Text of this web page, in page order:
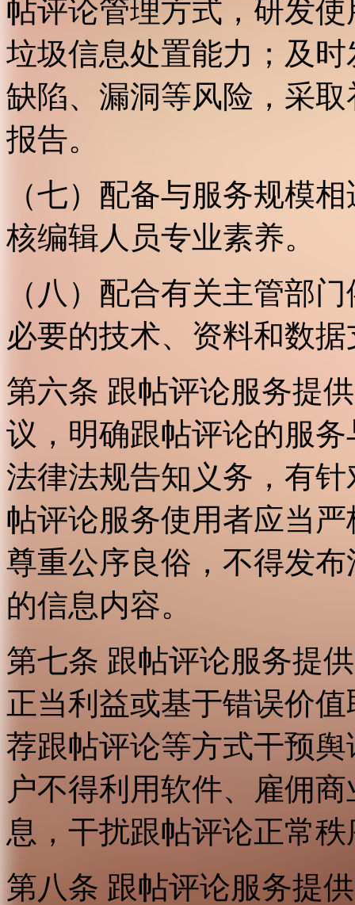
帖评论管理方式，研发
垃圾信息处置能力；及
缺陷、漏洞等风险，采
报告。
（七）配备与服务规模
核编辑人员专业素养。
（八）配合有关主管部
必要的技术、资料和数
第六条 跟帖评论服务提
议，明确跟帖评论的服
法律法规告知义务，有
帖评论服务使用者应当
尊重公序良俗，不得发
的信息内容。
第七条 跟帖评论服务提
正当利益或基于错误价
荐跟帖评论等方式干预
户不得利用软件、雇佣
息，干扰跟帖评论正常
第八条 跟帖评论服务提